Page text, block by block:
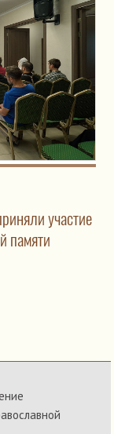
участие
памяти